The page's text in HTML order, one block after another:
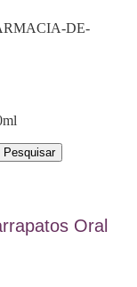
DE-
Oral